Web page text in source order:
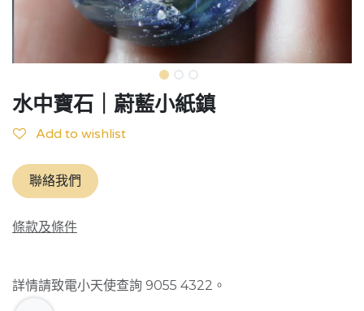
水中寶石｜蔚藍小紙鎮
Add to wishlist
聯絡我們
條款及條件
詳情請致電小天使查詢 9055 4322。